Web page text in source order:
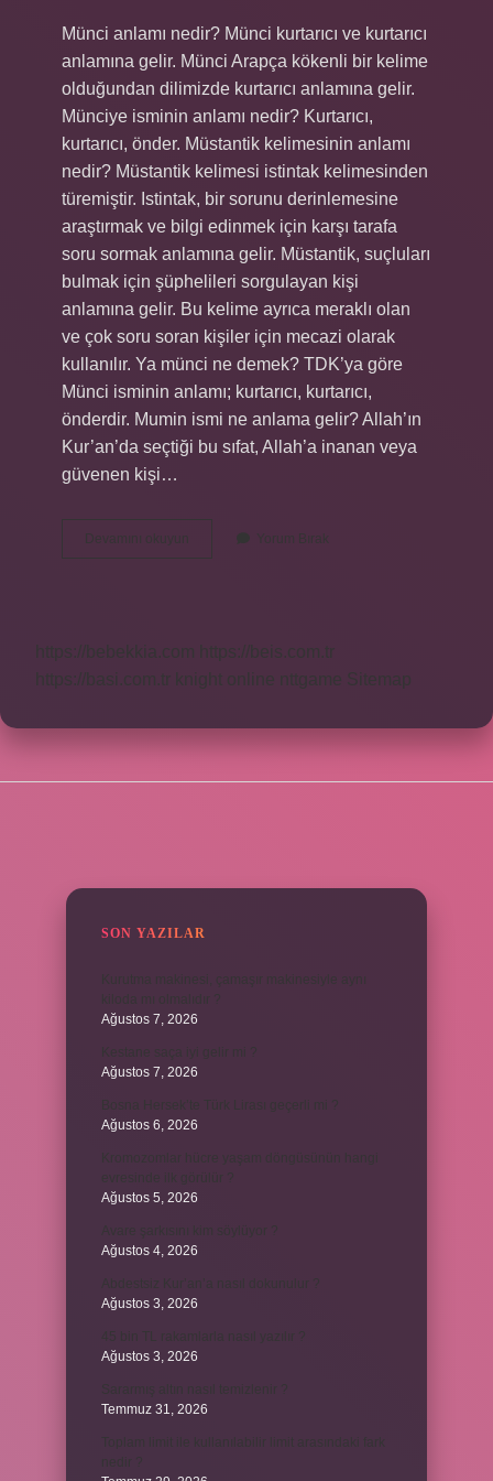
Münci anlamı nedir? Münci kurtarıcı ve kurtarıcı
anlamına gelir. Münci Arapça kökenli bir kelime
olduğundan dilimizde kurtarıcı anlamına gelir.
Münciye isminin anlamı nedir? Kurtarıcı,
kurtarıcı, önder. Müstantik kelimesinin anlamı
nedir? Müstantik kelimesi istintak kelimesinden
türemiştir. Istintak, bir sorunu derinlemesine
araştırmak ve bilgi edinmek için karşı tarafa
soru sormak anlamına gelir. Müstantik, suçluları
bulmak için şüphelileri sorgulayan kişi
anlamına gelir. Bu kelime ayrıca meraklı olan
ve çok soru soran kişiler için mecazi olarak
kullanılır. Ya münci ne demek? TDK’ya göre
Münci isminin anlamı; kurtarıcı, kurtarıcı,
önderdir. Mumin ismi ne anlama gelir? Allah’ın
Kur’an’da seçtiği bu sıfat, Allah’a inanan veya
güvenen kişi…
Devamını okuyun
Kelimesinin
Yorum Bırak
https://bebekkia.com
https://beis.com.tr
https://basi.com.tr knight online nttgame Sitemap
SON YAZILAR
Ağustos 7, 2026
Ağustos 7, 2026
Ağustos 6, 2026
Ağustos 5, 2026
Ağustos 4, 2026
Ağustos 3, 2026
Ağustos 3, 2026
Temmuz 31, 2026